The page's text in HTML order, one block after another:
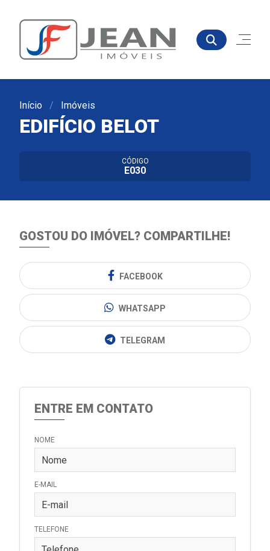
Início Imóveis
EDIFÍCIO BELOT
CÓDIGO
E030
ENTRE EM CONTATO
NOME
E-MAIL
TELEFONE
GOSTOU DO IMÓVEL? COMPARTILHE!
FACEBOOK
WHATSAPP
TELEGRAM